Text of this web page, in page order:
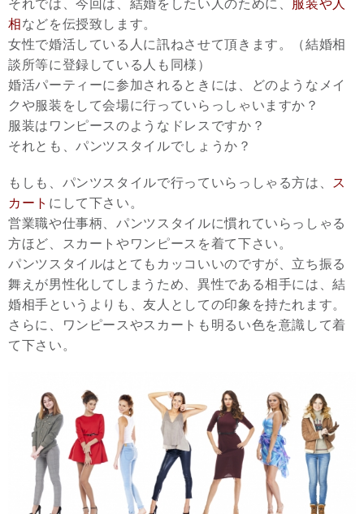
それでは、今回は、結婚をしたい人のために、 服装や人
相などを伝授致します。
女性で婚活している人に訊ねさせて頂きます。（結婚相
談所等に登録している人も同様）
婚活パーティーに参加されるときには、どのようなメイ
クや服装をして会場に行っていらっしゃいますか？
服装はワンピースのようなドレスですか？
それとも、パンツスタイルでしょうか？
もしも、パンツスタイルで行っていらっしゃる方は、 ス
カート にして下さい。
営業職や仕事柄、パンツスタイルに慣れていらっしゃる
方ほど、スカートやワンピースを着て下さい。
パンツスタイルはとてもカッコいいのですが、立ち振る
舞えが男性化してしまうため、異性である相手には、結
婚相手というよりも、友人としての印象を持たれます。
さらに、ワンピースやスカートも明るい色を意識して着
て下さい。